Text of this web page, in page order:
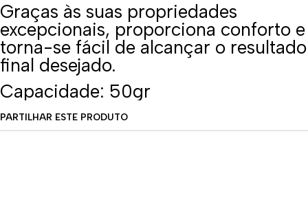
Graças às suas propriedades
excepcionais, proporciona conforto e
torna-se fácil de alcançar o resultado
final desejado.
Capacidade: 50gr
PARTILHAR ESTE PRODUTO